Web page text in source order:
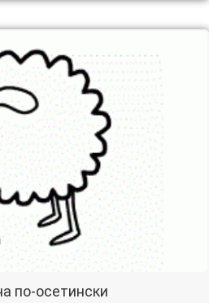
по-осетински